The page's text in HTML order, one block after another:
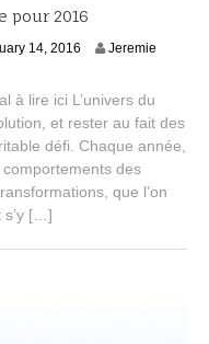
pour 2016
14, 2016
r
u
a
r
Jeremie
à lire ici L’univers du
et rester au fait des
défi. Chaque année,
des
que l’on
s’y […]